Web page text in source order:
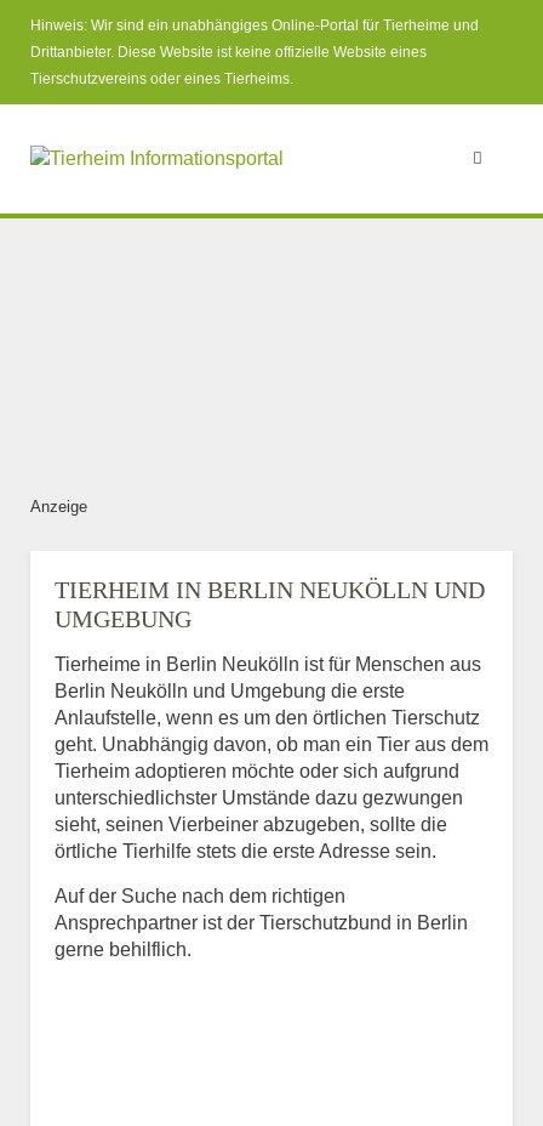
Hinweis: Wir sind ein unabhängiges Online-Portal für Tierheime und
Drittanbieter. Diese Website ist keine offizielle Website eines
Tierschutzvereins oder eines Tierheims.
Anzeige
TIERHEIM IN BERLIN NEUKÖLLN UND
UMGEBUNG
Tierheime in Berlin Neukölln ist für Menschen aus
Berlin Neukölln und Umgebung die erste
Anlaufstelle, wenn es um den örtlichen Tierschutz
geht. Unabhängig davon, ob man ein Tier aus dem
Tierheim adoptieren möchte oder sich aufgrund
unterschiedlichster Umstände dazu gezwungen
sieht, seinen Vierbeiner abzugeben, sollte die
örtliche Tierhilfe stets die erste Adresse sein.
Auf der Suche nach dem richtigen
Ansprechpartner ist der Tierschutzbund in Berlin
gerne behilflich.